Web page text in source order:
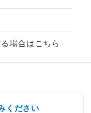
場合はこちら
ください